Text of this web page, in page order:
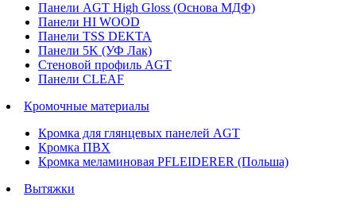
Панели AGT High Gloss (Основа МДФ)
Панели HI WOOD
Панели TSS DEKTA
Панели 5K (УФ Лак)
Стеновой профиль AGT
Панели CLEAF
Кромочные материалы
Кромка для глянцевых панелей AGT
Кромка ПВХ
Кромка меламиновая PFLEIDERER (Польша)
Вытяжки